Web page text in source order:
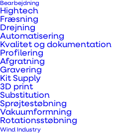
Bearbejdning
Hightech
Fræsning
Drejning
Automatisering
Kvalitet og dokumentation
Profilering
Afgratning
Gravering
Kit Supply
3D print
Substitution
Sprøjtestøbning
Vakuumformning
Rotationsstøbning
Wind Industry